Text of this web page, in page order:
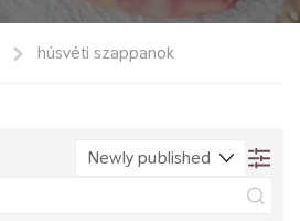
húsvéti szappanok